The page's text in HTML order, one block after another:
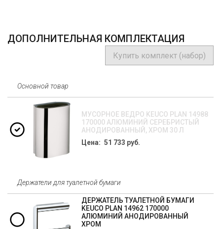
ДОПОЛНИТЕЛЬНАЯ КОМПЛЕКТАЦИЯ
Купить комплект (набор)
Основной товар
МУСОРНОЕ ВЕДРО KEUCO PLAN 14988
170000 АЛЮМИНИЙ СЕРЕБРИСТЫЙ
АНОДИРОВАННЫЙ, ХРОМ 30 Л
Цена: 51 733 руб.
Держатели для туалетной бумаги
ДЕРЖАТЕЛЬ ТУАЛЕТНОЙ БУМАГИ
KEUCO PLAN 14962 170000
АЛЮМИНИЙ АНОДИРОВАННЫЙ
ХРОМ